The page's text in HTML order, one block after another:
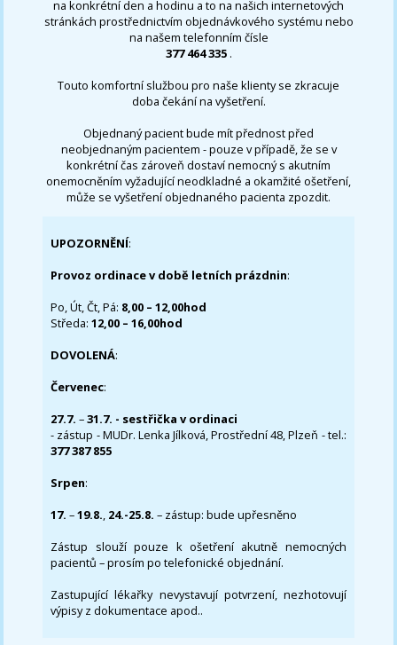
na konkrétní den a hodinu a to na našich internetových
stránkách prostřednictvím objednávkového systému nebo
na našem telefonním čísle
377 464 335 .
Touto komfortní službou pro naše klienty se zkracuje
doba čekání na vyšetření.
Objednaný pacient bude mít přednost před
neobjednaným pacientem - pouze v případě, že se v
konkrétní čas zároveň dostaví nemocný s akutním
onemocněním vyžadující neodkladné a okamžité ošetření,
může se vyšetření objednaného pacienta zpozdit.
UPOZORNĚNÍ:
Provoz ordinace v době letních prázdnin:
Po, Út, Čt, Pá: 8,00 – 12,00hod
Středa:12,00 – 16,00hod
DOVOLENÁ:
Červenec:
27.7.–31.7. - sestřička v ordinaci
- zástup - MUDr. Lenka Jílková, Prostřední 48, Plzeň - tel.:
377 387 855
Srpen:
17. –19.8., 24.-25.8. – zástup: bude upřesněno
Zástup slouží pouze k ošetření akutně nemocných
pacientů – prosím po telefonické objednání.
Zastupující lékařky nevystavují potvrzení, nezhotovují
výpisy z dokumentace apod..